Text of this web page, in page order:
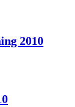
2010